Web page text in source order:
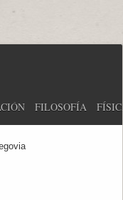
FILOSOFÍA